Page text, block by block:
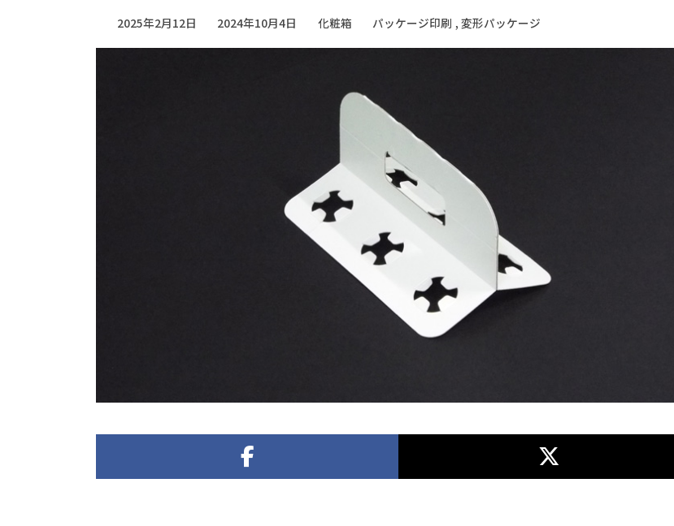
2025年2月12日 2024年10月4日 化粧箱 パッケージ印刷 変形パッケージ